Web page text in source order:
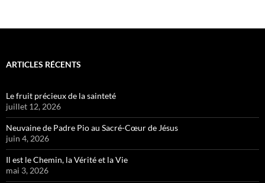
ARTICLES RÉCENTS
Le fruit précieux de la sainteté
juillet 12, 2026
Neuvaine de Padre Pio au Sacré-Cœur de Jésus
juin 4, 2026
Il est le Chemin, la Vérité et la Vie
mai 3, 2026